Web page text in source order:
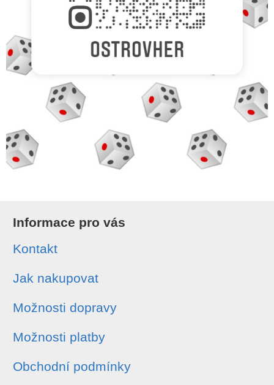
Informace pro vás
Kontakt
Jak nakupovat
Možnosti dopravy
Možnosti platby
Obchodní podmínky